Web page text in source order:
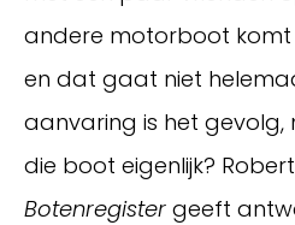
andere motorboot komt
en dat gaat niet
aanvaring is het gevolg,
die boot eigenlijk?
Botenregister geeft